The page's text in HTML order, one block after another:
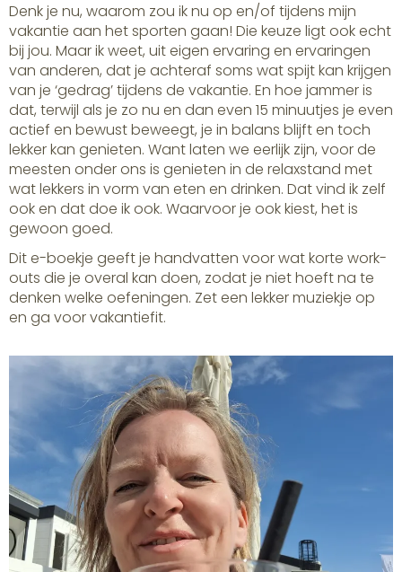
Denk je nu, waarom zou ik nu op en/of tijdens mijn
vakantie aan het sporten gaan! Die keuze ligt ook echt
bij jou. Maar ik weet, uit eigen ervaring en ervaringen
van anderen, dat je achteraf soms wat spijt kan krijgen
van je ‘gedrag’ tijdens de vakantie. En hoe jammer is
dat, terwijl als je zo nu en dan even 15 minuutjes je even
actief en bewust beweegt, je in balans blijft en toch
lekker kan genieten. Want laten we eerlijk zijn, voor de
meesten onder ons is genieten in de relaxstand met
wat lekkers in vorm van eten en drinken. Dat vind ik zelf
ook en dat doe ik ook. Waarvoor je ook kiest, het is
gewoon goed.
Dit e-boekje geeft je handvatten voor wat korte work-
outs die je overal kan doen, zodat je niet hoeft na te
denken welke oefeningen. Zet een lekker muziekje op
en ga voor vakantiefit.